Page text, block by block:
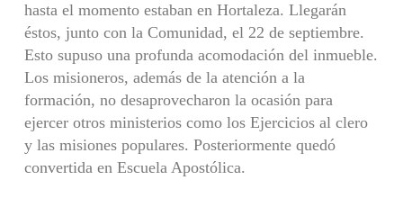
hasta el momento estaban en Hortaleza. Llegarán
éstos, junto con la Comunidad, el 22 de septiembre.
Esto supuso una profunda acomodación del inmueble.
Los misioneros, además de la atención a la
formación, no desaprovecharon la ocasión para
ejercer otros ministerios como los Ejercicios al clero
y las misiones populares. Posteriormente quedó
convertida en Escuela Apostólica.